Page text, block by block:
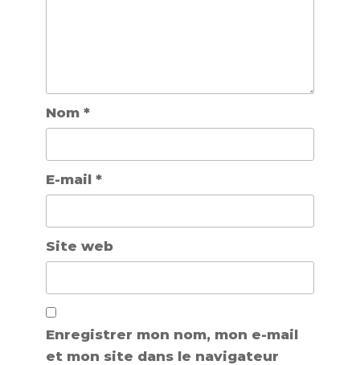
Nom *
E-mail *
Site web
Enregistrer mon nom, mon e-mail
et mon site dans le navigateur